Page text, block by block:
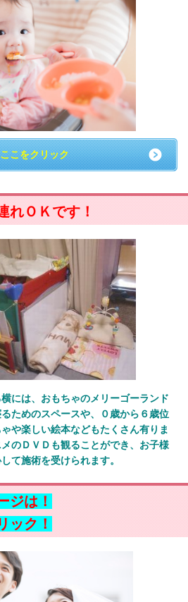
こをクリック
れＯＫです！
には、おもちゃのメリーゴーランド
ためのスペースや、０歳から６歳位
や楽しい絵本などもたくさん有りま
のＤＶＤも観ることができ、お子様
て施術を受けられます。
ジは！
ック！